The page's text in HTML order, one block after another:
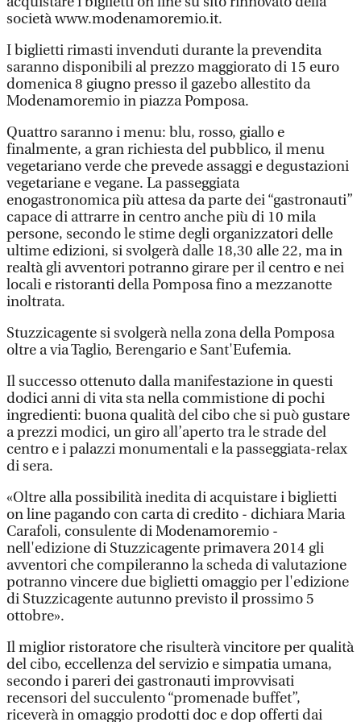
società www.modenamoremio.it.
I biglietti rimasti invenduti durante la prevendita
saranno disponibili al prezzo maggiorato di 15 euro
domenica 8 giugno presso il gazebo allestito da
Modenamoremio in piazza Pomposa.
Quattro saranno i menu: blu, rosso, giallo e
finalmente, a gran richiesta del pubblico, il menu
vegetariano verde che prevede assaggi e degustazioni
vegetariane e vegane. La passeggiata
enogastronomica più attesa da parte dei “gastronauti”
capace di attrarre in centro anche più di 10 mila
persone, secondo le stime degli organizzatori delle
ultime edizioni, si svolgerà dalle 18,30 alle 22, ma in
realtà gli avventori potranno girare per il centro e nei
locali e ristoranti della Pomposa fino a mezzanotte
inoltrata.
Stuzzicagente si svolgerà nella zona della Pomposa
oltre a via Taglio, Berengario e Sant'Eufemia.
Il successo ottenuto dalla manifestazione in questi
dodici anni di vita sta nella commistione di pochi
ingredienti: buona qualità del cibo che si può gustare
a prezzi modici, un giro all’aperto tra le strade del
centro e i palazzi monumentali e la passeggiata-relax
di sera.
«Oltre alla possibilità inedita di acquistare i biglietti
on line pagando con carta di credito - dichiara Maria
Carafoli, consulente di Modenamoremio -
nell'edizione di Stuzzicagente primavera 2014 gli
avventori che compileranno la scheda di valutazione
potranno vincere due biglietti omaggio per l'edizione
di Stuzzicagente autunno previsto il prossimo 5
ottobre».
Il miglior ristoratore che risulterà vincitore per qualità
del cibo, eccellenza del servizio e simpatia umana,
secondo i pareri dei gastronauti improvvisati
recensori del succulento “promenade buffet”,
riceverà in omaggio prodotti doc e dop offerti dai